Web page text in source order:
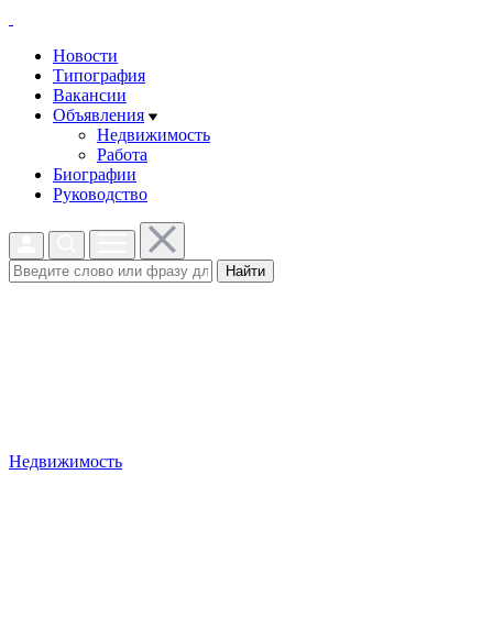
Новости
Типография
Вакансии
Объявления
Недвижимость
Работа
Биографии
Руководство
Найти
Недвижимость